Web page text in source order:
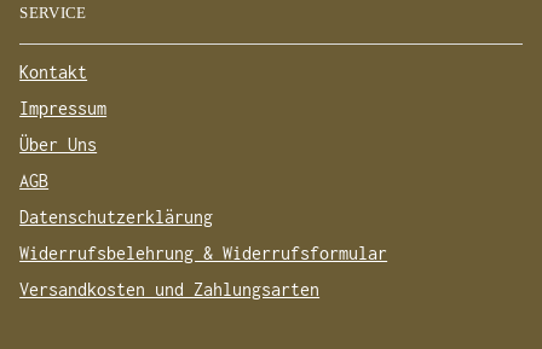
SERVICE
Kontakt
Impressum
Über Uns
AGB
Datenschutzerklärung
Widerrufsbelehrung & Widerrufsformular
Versandkosten und Zahlungsarten